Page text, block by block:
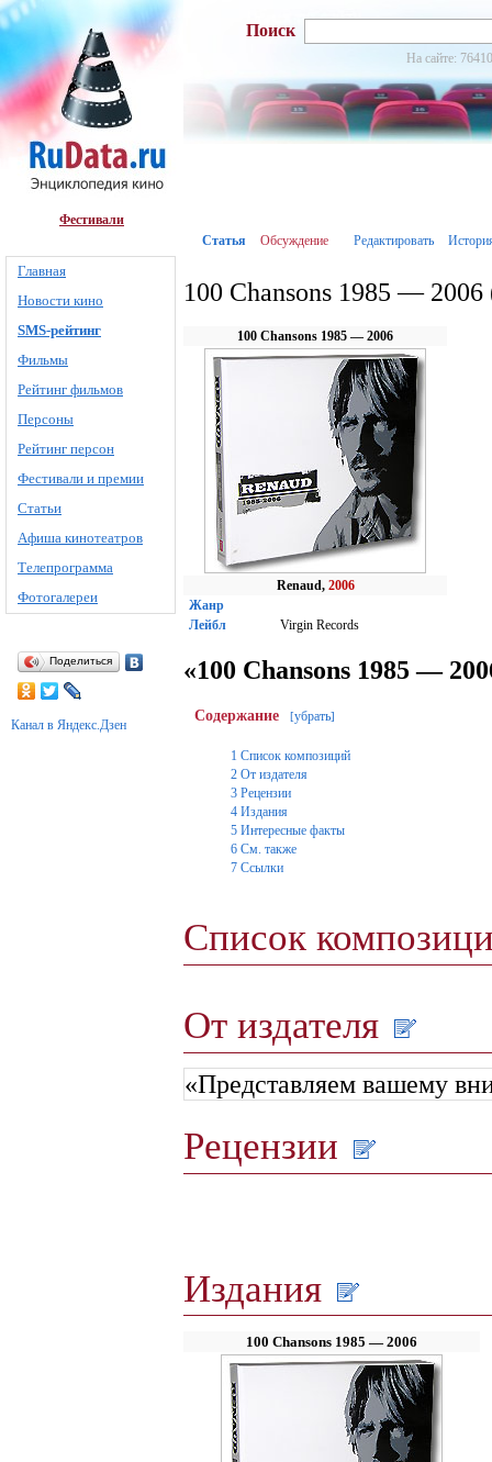
Фестивали
Главная
Новости кино
SMS-рейтинг
Фильмы
Рейтинг фильмов
Персоны
Рейтинг персон
Фестивали и премии
Статьи
Афиша кинотеатров
Телепрограмма
Фотогалереи
Поделиться
Канал в Яндекс.Дзен
Поиск
На сайте:
Статья Обсуждение Редактировать
100 Chansons 1985 — 2006
100 Chansons 1985 — 2006
Renaud, 2006
Жанр
Лейбл
Virgin Records
«100 Chansons 1985 —
Содержание [убрать]
1 Список композиций
2 От издателя
3 Рецензии
4 Издания
5 Интересные факты
6 См. также
7 Ссылки
Список
От издателя
«Представляем вашему
Рецензии
Издания
100 Chansons 1985 — 2006